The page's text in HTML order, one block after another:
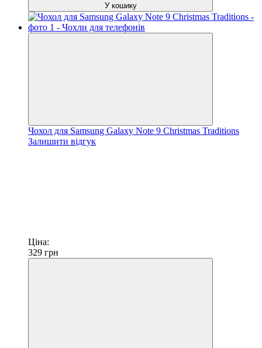
У кошику
Чохол для Samsung Galaxy Note 9 Christmas Traditions
Залишити відгук
Ціна:
329 грн